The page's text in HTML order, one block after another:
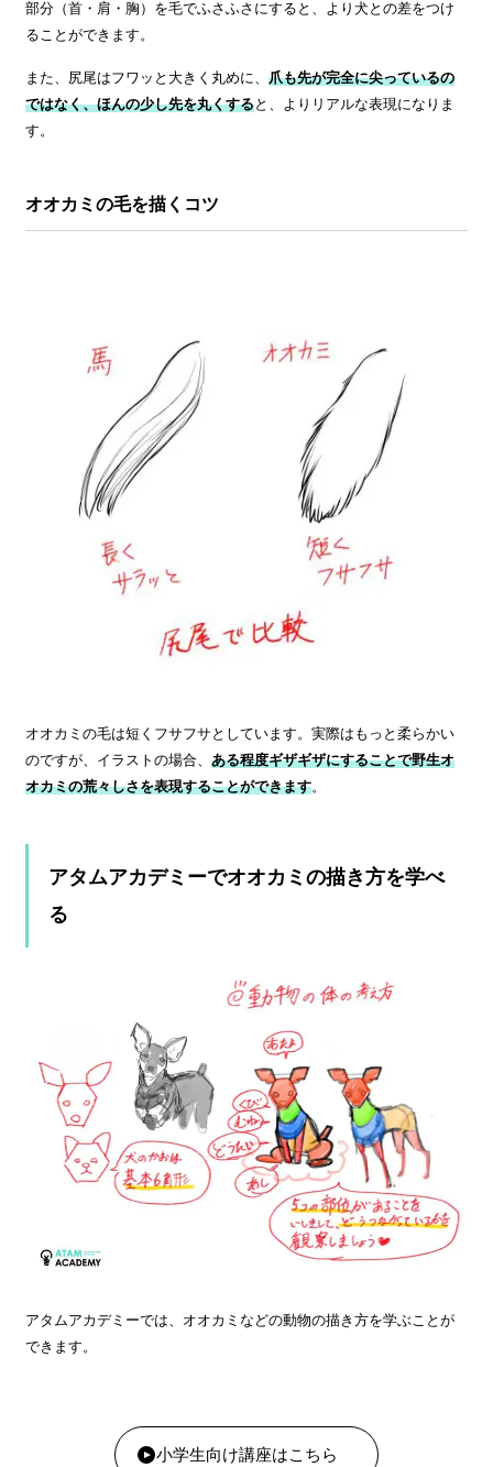
部分（首・肩・胸）を毛でふさふさにすると、より犬との差をつけ
ることができます。
また、尻尾はフワッと大きく丸めに、 爪も先が完全に尖っているの
ではなく、ほんの少し先を丸くすると、よりリアルな表現になりま
す。
オオカミの毛を描くコツ
オオカミの毛は短くフサフサとしています。実際はもっと柔らかい
のですが、イラストの場合、 ある程度ギザギザにすることで野生オ
オカミの荒々しさを表現することができます。
アタムアカデミーでオオカミの描き方を学べ
る
アタムアカデミーでは、オオカミなどの動物の描き方を学ぶことが
できます。
小学生向け講座はこちら